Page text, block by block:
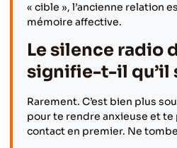
« cible », l’ancienne relation
mémoire affective.
Le silence radio
signifie-t-il qu’il
Rarement. C’est bien plus
pour te rendre anxieuse et
contact en premier. Ne